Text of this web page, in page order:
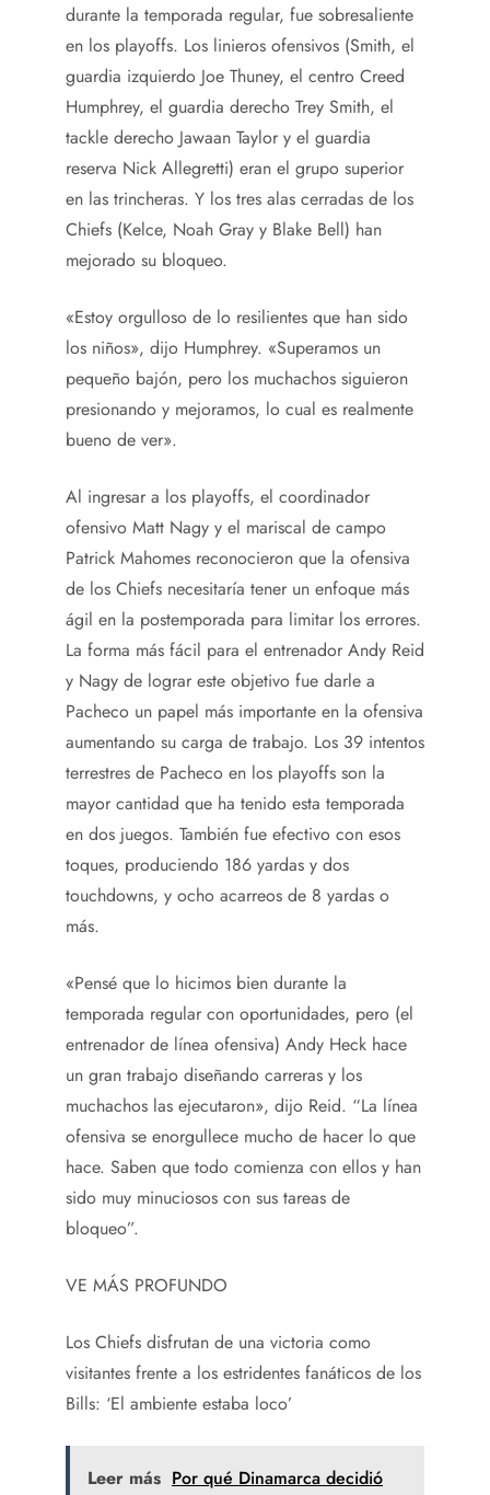
durante la temporada regular, fue sobresaliente
en los playoffs. Los linieros ofensivos (Smith, el
guardia izquierdo Joe Thuney, el centro Creed
Humphrey, el guardia derecho Trey Smith, el
tackle derecho Jawaan Taylor y el guardia
reserva Nick Allegretti) eran el grupo superior
en las trincheras. Y los tres alas cerradas de los
Chiefs (Kelce, Noah Gray y Blake Bell) han
mejorado su bloqueo.
«Estoy orgulloso de lo resilientes que han sido
los niños», dijo Humphrey. «Superamos un
pequeño bajón, pero los muchachos siguieron
presionando y mejoramos, lo cual es realmente
bueno de ver».
Al ingresar a los playoffs, el coordinador
ofensivo Matt Nagy y el mariscal de campo
Patrick Mahomes reconocieron que la ofensiva
de los Chiefs necesitaría tener un enfoque más
ágil en la postemporada para limitar los errores.
La forma más fácil para el entrenador Andy Reid
y Nagy de lograr este objetivo fue darle a
Pacheco un papel más importante en la ofensiva
aumentando su carga de trabajo. Los 39 intentos
terrestres de Pacheco en los playoffs son la
mayor cantidad que ha tenido esta temporada
en dos juegos. También fue efectivo con esos
toques, produciendo 186 yardas y dos
touchdowns, y ocho acarreos de 8 yardas o
más.
«Pensé que lo hicimos bien durante la
temporada regular con oportunidades, pero (el
entrenador de línea ofensiva) Andy Heck hace
un gran trabajo diseñando carreras y los
muchachos las ejecutaron», dijo Reid. “La línea
ofensiva se enorgullece mucho de hacer lo que
hace. Saben que todo comienza con ellos y han
sido muy minuciosos con sus tareas de
bloqueo”.
VE MÁS PROFUNDO
Los Chiefs disfrutan de una victoria como
visitantes frente a los estridentes fanáticos de los
Bills: ‘El ambiente estaba loco’
Leer más Por qué Dinamarca decidió